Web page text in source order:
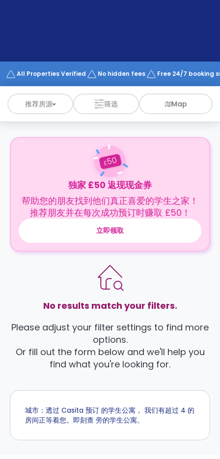
Works
All Properties Verified No hidden fees Free 24/7 booking
推荐房源 筛选 Map
£50
独家 £50 返现现金券
帮助您的朋友找到他们真正喜爱的学生之家！
推荐朋友并在每次成功预订时赚取 £50！
立即领取
No results match your filters.
Please adjust your filter settings to find more
options.
Or fill out the form below and we'll help you
find what you're looking for.
城市：透过 Casita 预订 的学生公寓， 我们有超过 4 的
房间正等着您。即刻查 旁的学生公寓。